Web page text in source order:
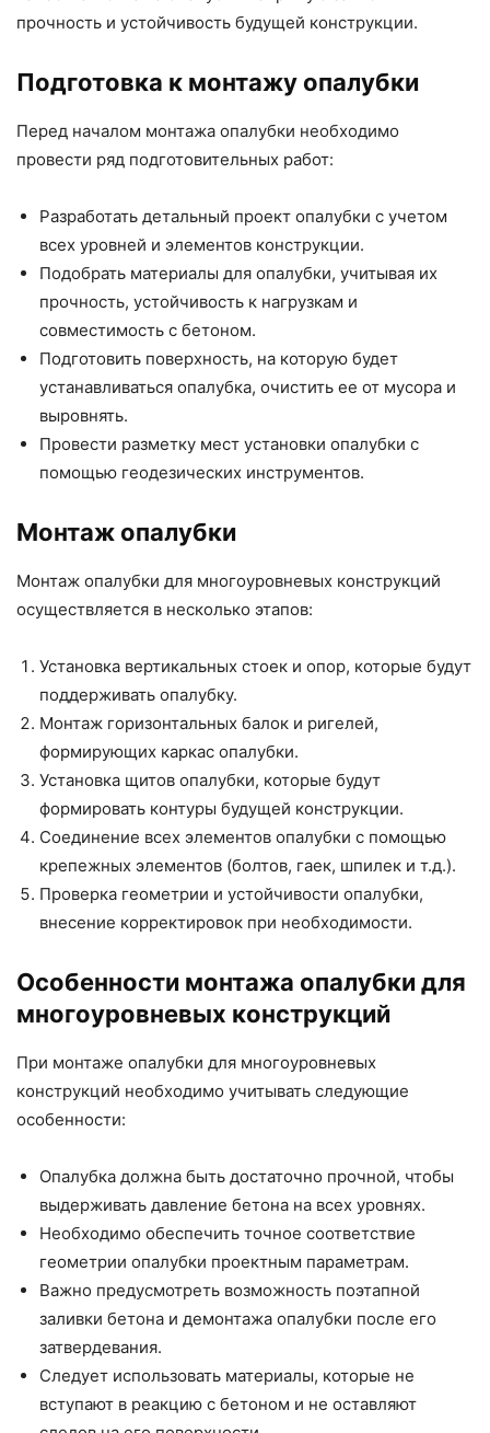
прочность и устойчивость будущей конструкции.
Подготовка к монтажу опалубки
Перед началом монтажа опалубки необходимо
провести ряд подготовительных работ:
Разработать детальный проект опалубки с учетом
всех уровней и элементов конструкции.
Подобрать материалы для опалубки, учитывая их
прочность, устойчивость к нагрузкам и
совместимость с бетоном.
Подготовить поверхность, на которую будет
устанавливаться опалубка, очистить ее от мусора и
выровнять.
Провести разметку мест установки опалубки с
помощью геодезических инструментов.
Монтаж опалубки
Монтаж опалубки для многоуровневых конструкций
осуществляется в несколько этапов:
Установка вертикальных стоек и опор, которые будут
поддерживать опалубку.
Монтаж горизонтальных балок и ригелей,
формирующих каркас опалубки.
Установка щитов опалубки, которые будут
формировать контуры будущей конструкции.
Соединение всех элементов опалубки с помощью
крепежных элементов (болтов, гаек, шпилек и т.д.).
Проверка геометрии и устойчивости опалубки,
внесение корректировок при необходимости.
Особенности монтажа опалубки для
многоуровневых конструкций
При монтаже опалубки для многоуровневых
конструкций необходимо учитывать следующие
особенности:
Опалубка должна быть достаточно прочной, чтобы
выдерживать давление бетона на всех уровнях.
Необходимо обеспечить точное соответствие
геометрии опалубки проектным параметрам.
Важно предусмотреть возможность поэтапной
заливки бетона и демонтажа опалубки после его
затвердевания.
Следует использовать материалы, которые не
вступают в реакцию с бетоном и не оставляют